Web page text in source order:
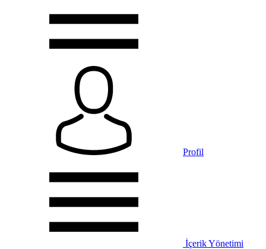
Profil
İçerik Yönetimi